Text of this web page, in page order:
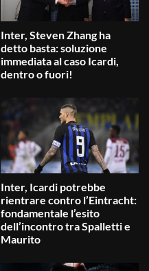
Inter, Steven Zhang ha
detto basta: soluzione
immediata al caso Icardi,
dentro o fuori!
Inter, Icardi potrebbe
rientrare contro l’Eintracht:
fondamentale l’esito
dell’incontro tra Spalletti e
Maurito